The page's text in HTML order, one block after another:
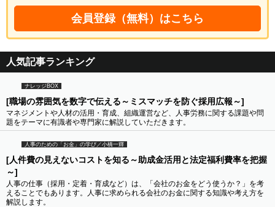
会員登録（無料）はこちら
人気記事ランキング
ナレッジBOX
[職場の雰囲気を数字で伝える～ミスマッチを防ぐ採用広報～]
マネジメントや人材の活用・育成、組織運営など、人事労務に関する課題や問
題をテーマに有識者や専門家に解説していただきます。
人事のための「お金」の学び／小橋一輝
[人件費の見えないコストを知る～助成金活用と法定福利費率を把握
～]
人事の仕事（採用・定着・育成など）は、「会社のお金をどう使うか？」を考
えることでもあります。人事に求められる会社のお金に関する知識や考え方を
解説します。